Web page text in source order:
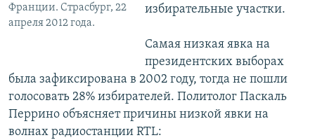
Франции. Страсбург, 22
апреля 2012 года.
избирательные участки.
Самая низкая явка на
президентских выборах
была зафиксирована в 2002 году, тогда не пошли
голосовать 28% избирателей. Политолог Паскаль
Перрино объясняет причины низкой явки на
волнах радиостанции RTL: